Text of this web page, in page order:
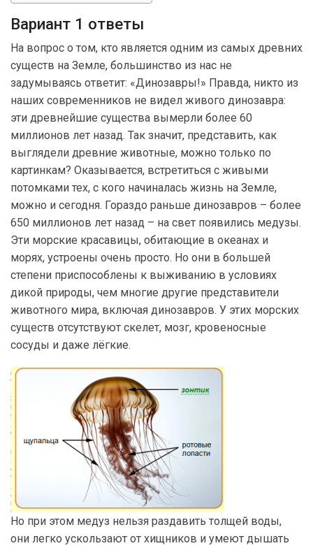
Вариант 1 ответы
На вопрос о том, кто является одним из самых древних
существ на Земле, большинство из нас не
задумываясь ответит: «Динозавры!» Правда, никто из
наших современников не видел живого динозавра:
эти древнейшие существа вымерли более 60
миллионов лет назад. Так значит, представить, как
выглядели древние животные, можно только по
картинкам? Оказывается, встретиться с живыми
потомками тех, с кого начиналась жизнь на Земле,
можно и сегодня. Гораздо раньше динозавров – более
650 миллионов лет назад – на свет появились медузы.
Эти морские красавицы, обитающие в океанах и
морях, устроены очень просто. Но они в большей
степени приспособлены к выживанию в условиях
дикой природы, чем многие другие представители
животного мира, включая динозавров. У этих морских
существ отсутствуют скелет, мозг, кровеносные
сосуды и даже лёгкие.
Но при этом медуз нельзя раздавить толщей воды,
они легко ускользают от хищников и умеют дышать